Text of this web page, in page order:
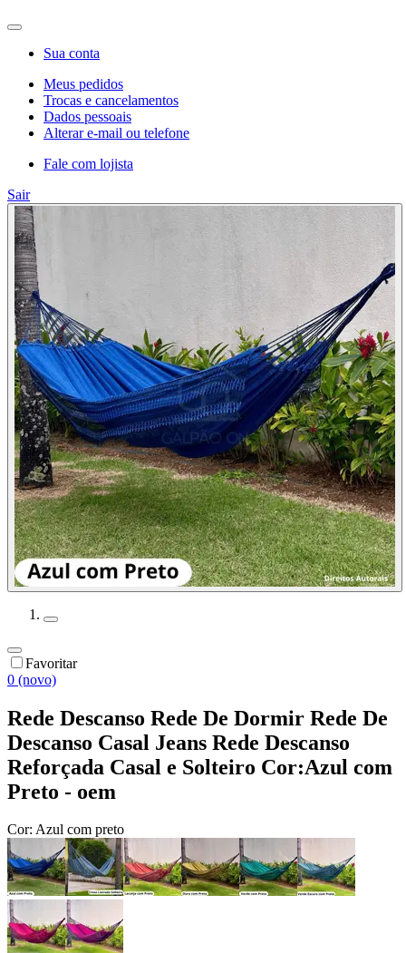
Sua conta
Meus pedidos
Trocas e cancelamentos
Dados pessoais
Alterar e-mail ou telefone
Fale com lojista
Sair
Favoritar
0 (novo)
Rede Descanso Rede De Dormir Rede De
Descanso Casal Jeans Rede Descanso
Reforçada Casal e Solteiro Cor:Azul com
Preto - oem
Cor: Azul com preto